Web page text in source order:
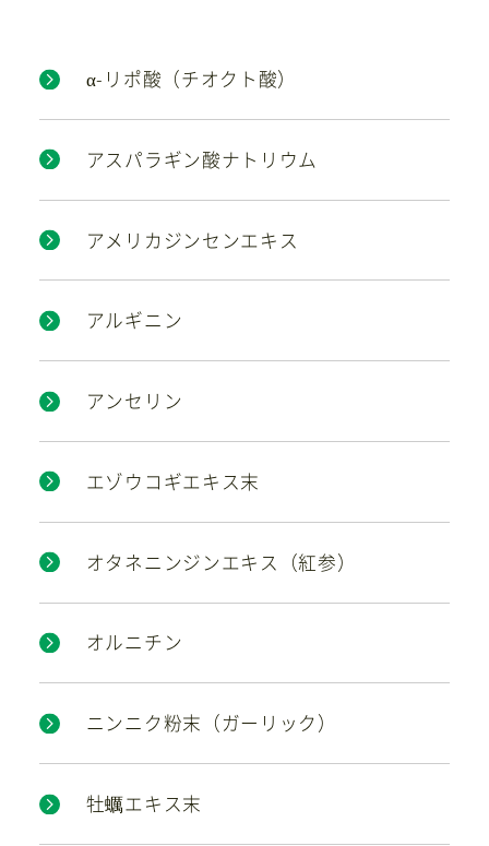
α-リポ酸（チオクト酸）
アスパラギン酸ナトリウム
アメリカジンセンエキス
アルギニン
アンセリン
エゾウコギエキス末
オタネニンジンエキス（紅参）
オルニチン
ニンニク粉末（ガーリック）
牡蠣エキス末